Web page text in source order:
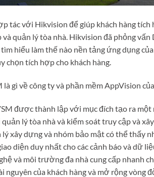
tác với Hikvision để giúp khách hàng
quản lý tòa nhà. Hikvision đã phỏng
hiểu làm thế nào nền tảng ứng dụng
chọn tích hợp cho khách hàng.
là gì về công ty và phần mềm AppVision
được thành lập với mục đích tạo ra
lý tòa nhà và kiểm soát truy cập và
lý xây dựng và nhóm bảo mật có thể thấy
diện duy nhất cho các cảnh báo và dữ
và môi trường đa nhà cung cấp nhanh
nguyên của khách hàng và mở rộng vòng